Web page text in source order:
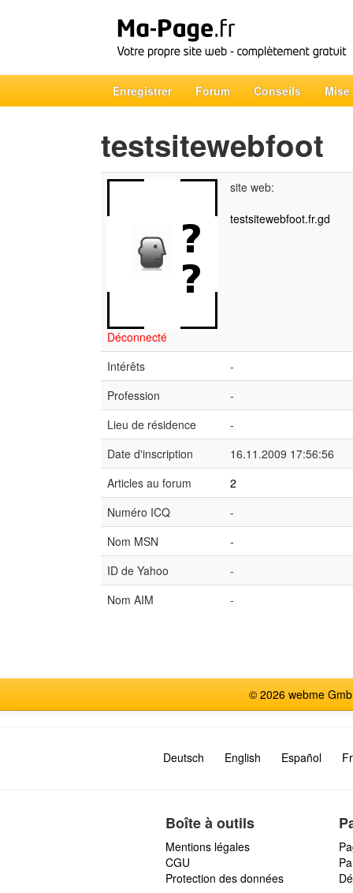
Enregistrer Forum Conseils Mise
testsitewebfoot
Déconnecté
site web:
testsitewebfoot.fr.gd
Intérêts
-
Profession
-
Lieu de résidence
-
Date d'inscription
16.11.2009 17:56:56
Articles au forum
2
Numéro ICQ
-
Nom MSN
-
ID de Yahoo
-
Nom AIM
-
© 2026 webme
Deutsch English Español
Boîte à outils
Mentions légales
CGU
Protection des données